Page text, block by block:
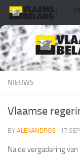
Skip to content
NIEUWS
Vlaamse
BY ALEXANDROS · 17
Na de vergadering